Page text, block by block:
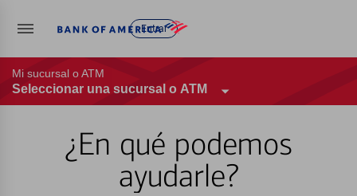
Entrar
Mi sucursal o ATM
Seleccionar una sucursal o ATM
¿En qué podemos
ayudarle?